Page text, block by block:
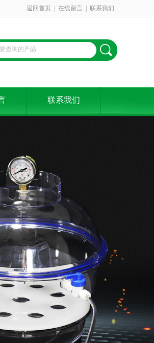
返回首页 在线留言 联系我们
联系我们